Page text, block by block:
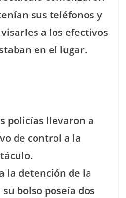
sus teléfonos y
a los efectivos
en el lugar.
policías llevaron a
de control a la
la detención de la
bolso poseía dos